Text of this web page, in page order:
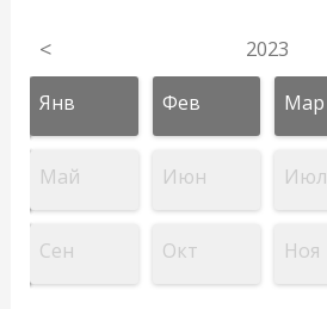
< 2023
Янв Фев Мар
Май Июн Июл
Сен Окт Ноя